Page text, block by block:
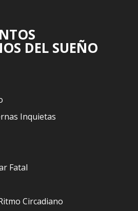
DEL SUEÑO
Inquietas
Fatal
Circadiano